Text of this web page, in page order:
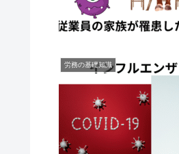
労務の基礎知識